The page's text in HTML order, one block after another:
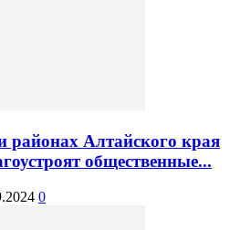
районах Алтайского края
общественные...
0